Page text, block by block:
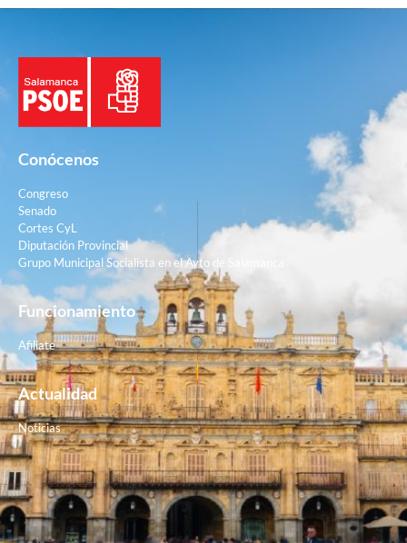
Conócenos
Congreso
Senado
Cortes CyL
Diputación Provincial
Grupo Municipal Socialista en el Ayto de Salamanca
Funcionamiento
Afiliate
Actualidad
Noticias